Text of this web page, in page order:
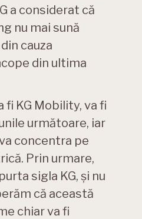
a considerat că
nu mai sună
cauza
din ultima
fi KG Mobility, va fi
următoare, iar
concentra pe
Prin urmare,
sigla KG, și nu
că această
chiar va fi